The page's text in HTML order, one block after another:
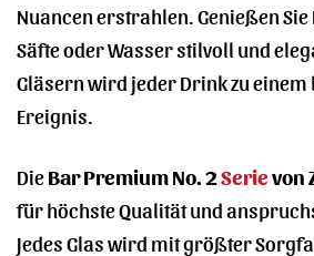
Nuancen erstrahlen. Genießen Sie
Säfte oder Wasser stilvoll und
Gläsern wird jeder Drink zu einem
Ereignis.
DieBar Premium No. 2Serievon
für höchste Qualität und
Jedes Glas wird mit größter